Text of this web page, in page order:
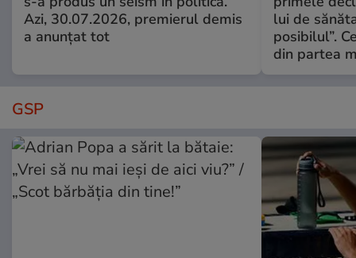
Azi, 30.07.2026, premierul demis
a anunțat tot
lui de
posibilul”.
din partea
GSP